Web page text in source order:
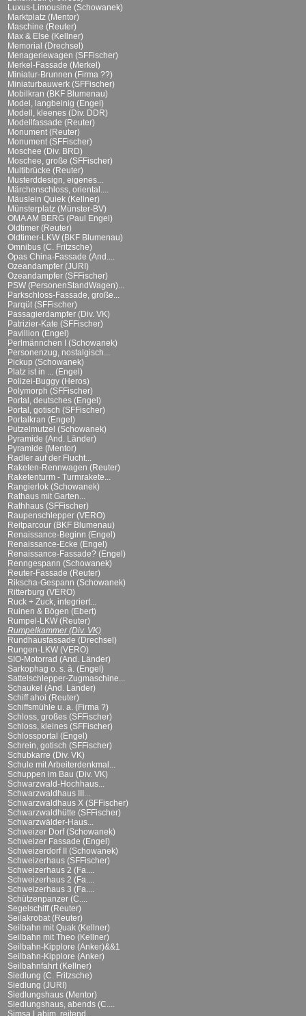
Luxus-Limousine (Schowanek)
Marktplatz (Mentor)
Maschine (Reuter)
Max & Else (Kellner)
Memorial (Drechsel)
Menageriewagen (SFFischer)
Merkel-Fassade (Merkel)
Miniatur-Brunnen (Firma ??)
Miniaturbauwerk (SFFischer)
Mobilkran (BKF Blumenau)
Model, langbeinig (Engel)
Modell, kleenes (Div. DDR)
Modellfassade (Reuter)
Monument (Reuter)
Monument (SFFischer)
Moschee (Div. BRD)
Moschee, große (SFFischer)
Multibrücke (Reuter)
Musterddesign, eigenes...
Märchenschloss, oriental....
Mäuslein Quiek (Kellner)
Münsterplatz (Münster-BV)
OMA AM BERG (Paul Engel)
Oldtimer (Reuter)
Oldtimer-LKW (BKF Blumenau)
Omnibus (C. Fritzsche)
Opas China-Fassade (And....
Ozeandampfer (JURI)
Ozeandampfer (SFFischer)
PSW (PersonenStandWagen)...
Parkschloss-Fassade, große...
Parqüt (SFFischer)
Passagierdampfer (Div. VK)
Patrizier-Kate (SFFischer)
Pavillion (Engel)
Perlmännchen I (Schowanek)
Personenzug, nostalgisch...
Pickup (Schowanek)
Platz ist in ... (Engel)
Polizei-Buggy (Heros)
Polymorph (SFFischer)
Portal, deutsches (Engel)
Portal, gotisch (SFFischer)
Portalkran (Engel)
Putzelmutzel (Schowanek)
Pyramide (And. Länder)
Pyramide (Mentor)
Radler auf der Flucht...
Raketen-Rennwagen (Reuter)
Raketenturm - Turmrakete...
Rangierlok (Schowanek)
Rathaus mit Garten...
Rathhaus (SFFischer)
Raupenschlepper (VERO)
Reitparcour (BKF Blumenau)
Renaissance-Beginn (Engel)
Renaissance-Ecke (Engel)
Renaissance-Fassade? (Engel)
Renngespann (Schowanek)
Reuter-Fassade (Reuter)
Rikscha-Gespann (Schowanek)
Ritterburg (VERO)
Ruck + Zuck, integriert...
Ruinen & Bögen (Ebert)
Rumpel-LKW (Reuter)
Rumpelkammer (Div. VK)
Rundhausfassade (Drechsel)
Rungen-LKW (VERO)
SIO-Motorrad (And. Länder)
Sarkophag o. s. ä. (Engel)
Sattelschlepper-Zugmaschine...
Schaukel (And. Länder)
Schiff ahoi (Reuter)
Schiffsmühle u. a. (Firma ?)
Schloss, großes (SFFischer)
Schloss, kleines (SFFischer)
Schlossportal (Engel)
Schrein, gotisch (SFFischer)
Schubkarre (Div. VK)
Schule mit Arbeiterdenkmal...
Schuppen im Bau (Div. VK)
Schwarzwald-Hochhaus...
Schwarzwaldhaus III...
Schwarzwaldhaus X (SFFischer)
Schwarzwaldhütte (SFFischer)
Schwarzwälder-Haus...
Schweizer Dorf (Schowanek)
Schweizer Fassade (Engel)
Schweizerdorf II (Schowanek)
Schweizerhaus (SFFischer)
Schweizerhaus 2 (Fa....
Schweizerhaus 2 (Fa....
Schweizerhaus 3 (Fa....
Schützenpanzer (C....
Segelschiff (Reuter)
Seilakrobat (Reuter)
Seilbahn mit Quak (Kellner)
Seilbahn mit Theo (Kellner)
Seilbahn-Kipplore (Anker)&&1
Seilbahn-Kipplore (Anker)
Seilbahnfahrt (Kellner)
Siedlung (C. Fritzsche)
Siedlung (JURI)
Siedlungshaus (Mentor)
Siedlungshaus, abends (C....
Simsa Labim, reitend...